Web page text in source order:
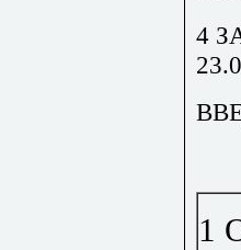
4
1